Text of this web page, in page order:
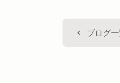
ブログ